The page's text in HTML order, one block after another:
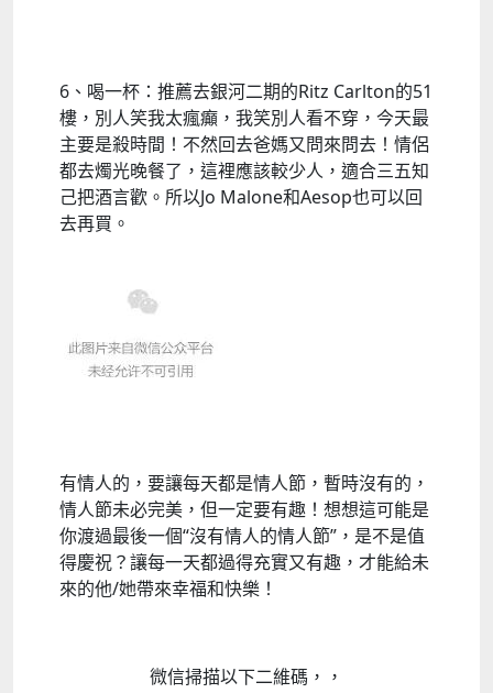
6、喝一杯：推薦去銀河二期的Ritz Carlton的51
樓，別人笑我太瘋癲，我笑別人看不穿，今天最
主要是殺時間！不然回去爸媽又問來問去！情侶
都去燭光晚餐了，這裡應該較少人，適合三五知
己把酒言歡。所以Jo Malone和Aesop也可以回
去再買。
有情人的，要讓每天都是情人節，暫時沒有的，
情人節未必完美，但一定要有趣！想想這可能是
你渡過最後一個“沒有情人的情人節”，是不是值
得慶祝？讓每一天都過得充實又有趣，才能給未
來的他/她帶來幸福和快樂！
微信掃描以下二維碼，，